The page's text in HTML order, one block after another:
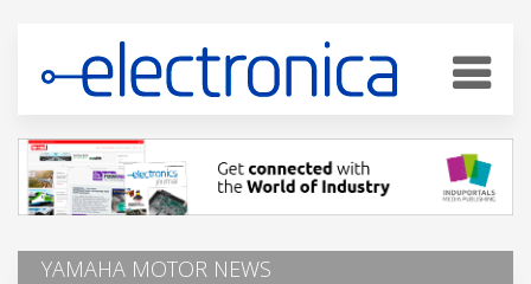
YAMAHA MOTOR NEWS